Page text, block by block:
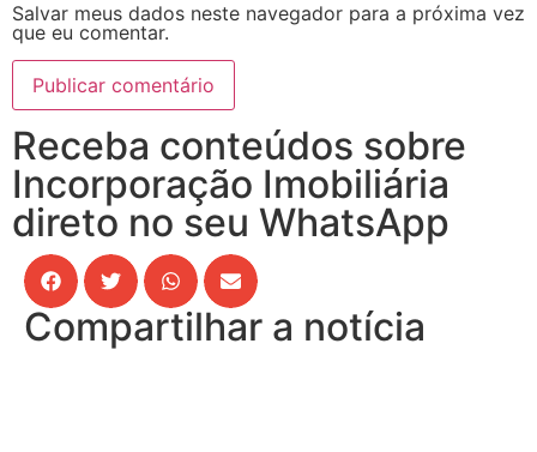
Salvar meus dados neste navegador para a próxima vez
que eu comentar.
Receba conteúdos sobre
Incorporação Imobiliária
direto no seu WhatsApp
Compartilhar a notícia